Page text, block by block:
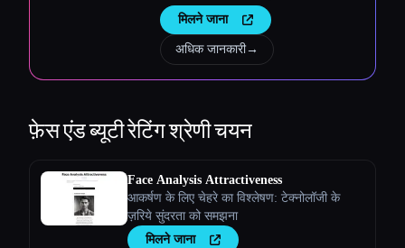
मिलने जाना
अधिक जानकारी→
फ़ेस एंड ब्यूटी रेटिंगश्रेणी चयन
Face Analysis Attractiveness
आकर्षण के लिए चेहरे का विश्लेषण: टेक्नोलॉजी के
ज़रिये सुंदरता को समझना
मिलने जाना